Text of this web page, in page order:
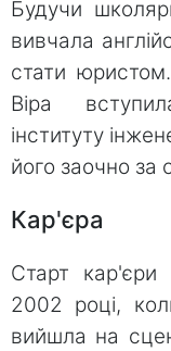
Будучи
вивчала
стати
Віра
інституту
його заочно за
Кар'єра
Старт кар'єри
2002 році,
вийшла на